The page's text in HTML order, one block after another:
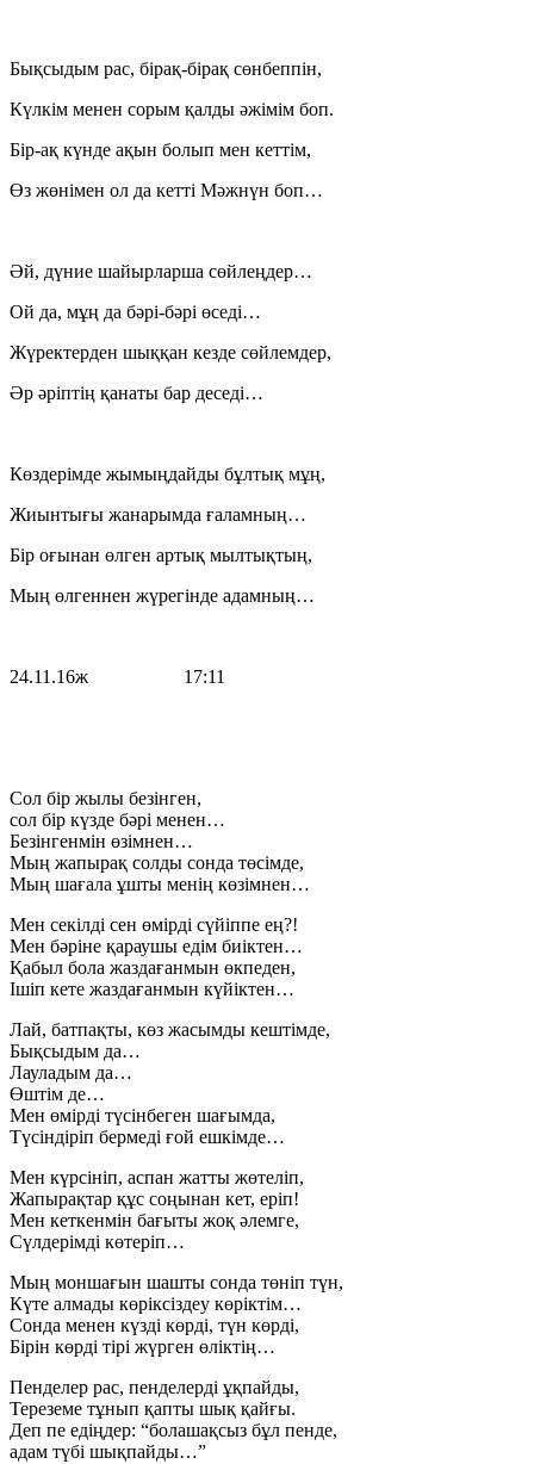
Бықсыдым рас, бірақ-бірақ сөнбеппін,
Күлкім менен сорым қалды әжімім боп.
Бір-ақ күнде ақын болып мен кеттім,
Өз жөнімен ол да кетті Мәжнүн боп…
Әй, дүние шайырларша сөйлеңдер…
Ой да, мұң да бәрі-бәрі өседі…
Жүректерден шыққан кезде сөйлемдер,
Әр әріптің қанаты бар деседі…
Көздерімде жымыңдайды бұлтық мұң,
Жиынтығы жанарымда ғаламның…
Бір оғынан өлген артық мылтықтың,
Мың өлгеннен жүрегінде адамның…
24.11.16ж 17:11
Сол бір жылы безінген,
сол бір күзде бәрі менен…
Безінгенмін өзімнен…
Мың жапырақ солды сонда төсімде,
Мың шағала ұшты менің көзімнен…
Мен секілді сен өмірді сүйіппе ең?!
Мен бәріне қараушы едім биіктен…
Қабыл бола жаздағанмын өкпеден,
Ішіп кете жаздағанмын күйіктен…
Лай, батпақты, көз жасымды кештімде,
Бықсыдым да…
Лауладым да…
Өштім де…
Мен өмірді түсінбеген шағымда,
Түсіндіріп бермеді ғой ешкімде…
Мен күрсініп, аспан жатты жөтеліп,
Жапырақтар құс соңынан кет, еріп!
Мен кеткенмін бағыты жоқ әлемге,
Сүлдерімді көтеріп…
Мың моншағын шашты сонда төніп түн,
Күте алмады көріксіздеу көріктім…
Сонда менен күзді көрді, түн көрді,
Бірін көрді тірі жүрген өліктің…
Пенделер рас, пенделерді ұқпайды,
Тереземе тұнып қапты шық қайғы.
Деп пе едіңдер: “болашақсыз бұл пенде,
адам түбі шықпайды…”